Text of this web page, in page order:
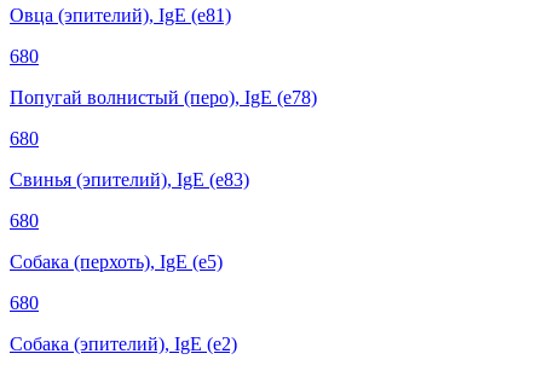
Овца (эпителий), IgE (е81)
680
Попугай волнистый (перо), IgE (е78)
680
Свинья (эпителий), IgE (е83)
680
Собака (перхоть), IgE (е5)
680
Собака (эпителий), IgE (е2)